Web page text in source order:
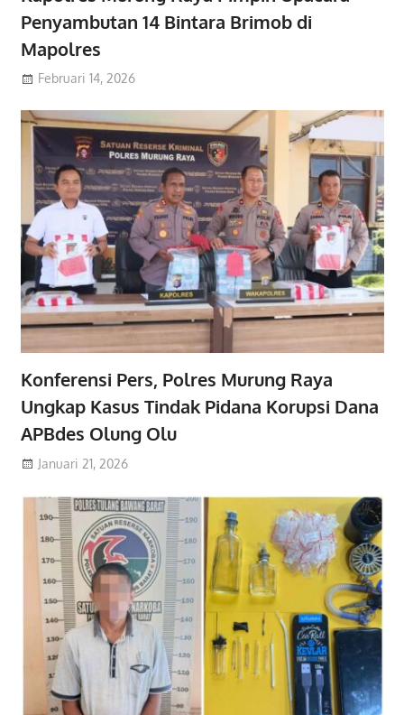
Penyambutan 14 Bintara Brimob di
Mapolres
Februari 14, 2026
Konferensi Pers, Polres Murung Raya
Ungkap Kasus Tindak Pidana Korupsi Dana
APBdes Olung Olu
Januari 21, 2026